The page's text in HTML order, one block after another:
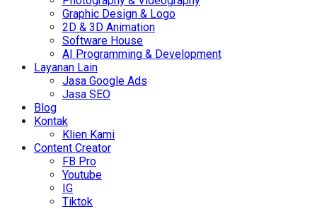
Graphic Design & Logo
2D & 3D Animation
Software House
AI Programming & Development
Layanan Lain
Jasa Google Ads
Jasa SEO
Blog
Kontak
Klien Kami
Content Creator
FB Pro
Youtube
IG
Tiktok